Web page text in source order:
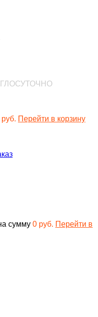
Перейти в корзину
сумму 0 руб. Перейти в